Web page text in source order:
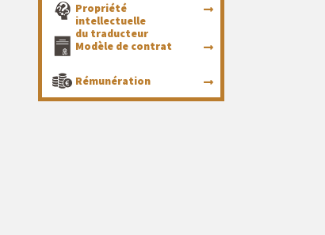
Propriété
intellectuelle
du traducteur
Modèle de contrat
Rémunération